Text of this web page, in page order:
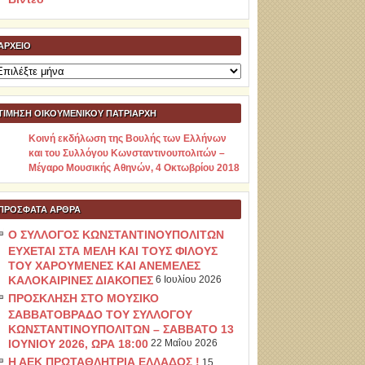
ΟΙΚΟΥΜΕΝΙΚΟΥ ΠΑΤΡΙΑΡΧΗ
Κοινή εκδήλωση της Βουλής των Ελλήνων
και του Συλλόγου Κωνσταντινουπολιτών –
Μέγαρο Μουσικής Αθηνών, 4 Οκτωβρίου 2018
ΆΡΘΡΑ
Ο ΣΥΛΛΟΓΟΣ ΚΩΝΣΤΑΝΤΙΝΟΥΠΟΛΙΤΩΝ
ΕΥΧΕΤΑΙ ΣΤΑ ΜΕΛΗ ΚΑΙ ΤΟΥΣ ΦΙΛΟΥΣ
ΤΟΥ ΧΑΡΟΥΜΕΝΕΣ ΚΑΙ ΑΝΕΜΕΛΕΣ
ΚΑΛΟΚΑΙΡΙΝΕΣ ΔΙΑΚΟΠΕΣ 6 Ιουλίου 2026
ΠΡΟΣΚΛΗΣΗ ΣΤΟ ΜΟΥΣΙΚΟ
ΣΑΒΒΑΤΟΒΡΑΔΟ ΤΟΥ ΣΥΛΛΟΓΟΥ
ΚΩΝΣΤΑΝΤΙΝΟΥΠΟΛΙΤΩΝ – ΣΑΒΒΑΤΟ 13
ΙΟΥΝΙΟΥ 2026, ΩΡΑ 18:00 22 Μαΐου 2026
Η ΑΕΚ ΠΡΩΤΑΘΛΗΤΡΙΑ ΕΛΛΑΔΟΣ !